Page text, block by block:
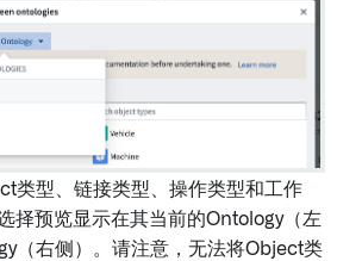
类型、链接类型、操作类型和工作
择预览显示在其当前的Ontology（左
（右侧）。请注意，无法将Object类